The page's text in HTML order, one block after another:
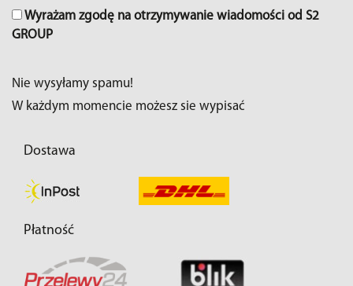
Wyrażam zgodę na otrzymywanie wiadomości od S2
GROUP
Nie wysyłamy spamu!
W każdym momencie możesz sie wypisać
Dostawa
Płatność